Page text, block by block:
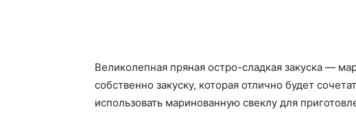
Великолепная пряная остро-сладкая закуска —
собственно закуску, которая отлично будет
использовать маринованную свеклу для